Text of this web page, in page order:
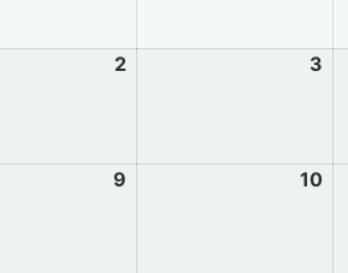
2 3
9 10